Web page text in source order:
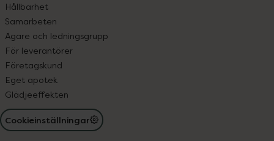
Hållbarhet
Samarbeten
Ägare och ledningsgrupp
För leverantörer
Företagskund
Eget apotek
Glädjeeffekten
Cookieinställningar